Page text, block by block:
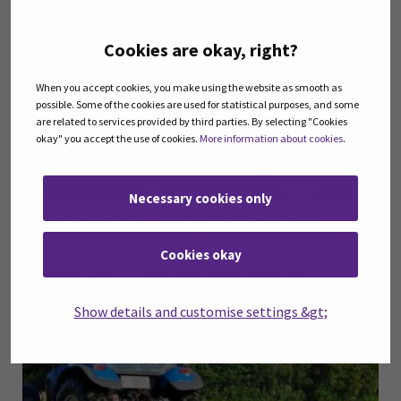
Cookies are okay, right?
When you accept cookies, you make using the website as smooth as
possible. Some of the cookies are used for statistical purposes, and some
are related to services provided by third parties. By selecting "Cookies
okay" you accept the use of cookies. More information about cookies.
Necessary cookies only
Cookies okay
Show details and customise settings &gt;
Ojitusratkaisut – miten huolehdin kasvin
riittävästi vedensaannista eri maalajeilla?